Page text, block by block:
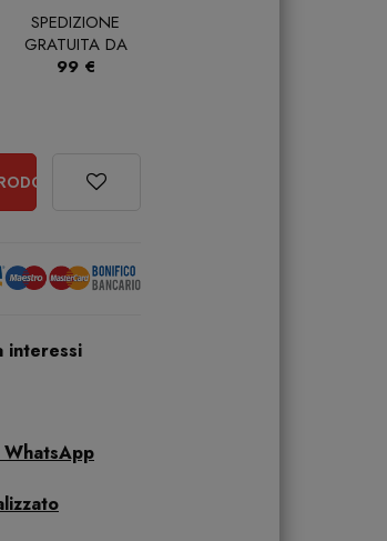
SPEDIZIONE
GRATUITA DA
99 €
interessi
WhatsApp